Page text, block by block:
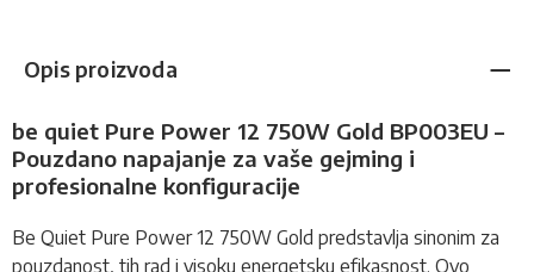
Opis proizvoda
be quiet Pure Power 12 750W Gold BP003EU –
Pouzdano napajanje za vaše gejming i
profesionalne konfiguracije
Be Quiet Pure Power 12 750W Gold predstavlja sinonim za
pouzdanost, tih rad i visoku energetsku efikasnost. Ovo